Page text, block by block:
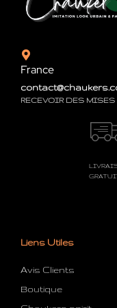
France
RECEVOIR DES MISES
Liens Utiles
Avis Clients
Boutique